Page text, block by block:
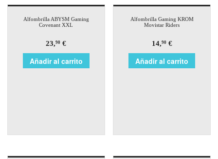
Alfombrilla ABYSM Gaming
Covenant XXL
23,90 €
Añadir al carrito
Alfombrilla Gaming KROM
Movistar Riders
14,90€
Añadir al carrito